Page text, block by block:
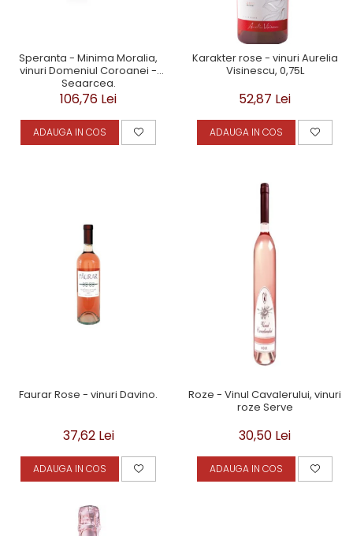
Speranta - Minima Moralia,
vinuri Domeniul Coroanei -
Segarcea.
106,76 Lei
ADAUGA IN COS
Karakter rose - vinuri Aurelia
Visinescu, 0,75L
52,87 Lei
ADAUGA IN COS
Faurar Rose - vinuri Davino.
37,62 Lei
ADAUGA IN COS
Roze - Vinul Cavalerului, vinuri
roze Serve
30,50 Lei
ADAUGA IN COS